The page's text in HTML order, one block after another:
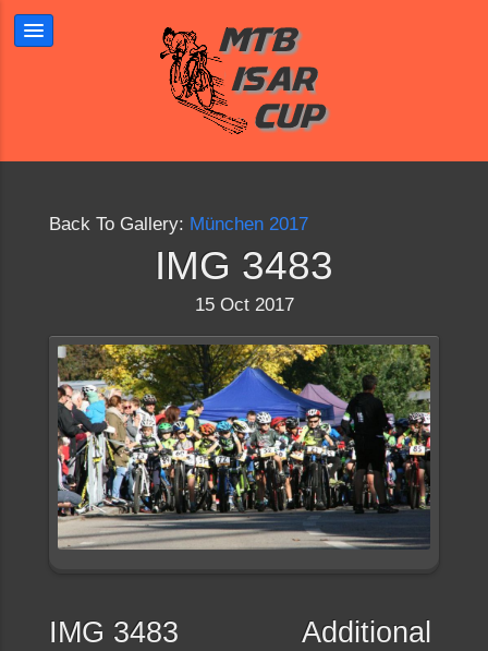
Back To Gallery: München 2017
IMG 3483
15 Oct 2017
IMG 3483
Additional